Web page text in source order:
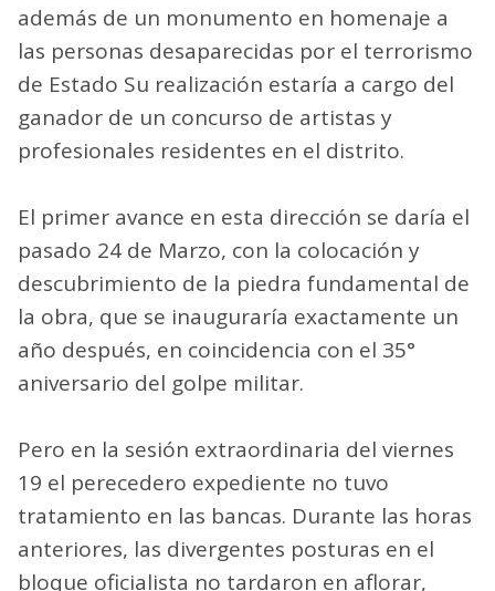
además de un monumento en homenaje a
las personas desaparecidas por el terrorismo
de Estado Su realización estaría a cargo del
ganador de un concurso de artistas y
profesionales residentes en el distrito.
El primer avance en esta dirección se daría el
pasado 24 de Marzo, con la colocación y
descubrimiento de la piedra fundamental de
la obra, que se inauguraría exactamente un
año después, en coincidencia con el 35°
aniversario del golpe militar.
Pero en la sesión extraordinaria del viernes
19 el perecedero expediente no tuvo
tratamiento en las bancas. Durante las horas
anteriores, las divergentes posturas en el
bloque oficialista no tardaron en aflorar,